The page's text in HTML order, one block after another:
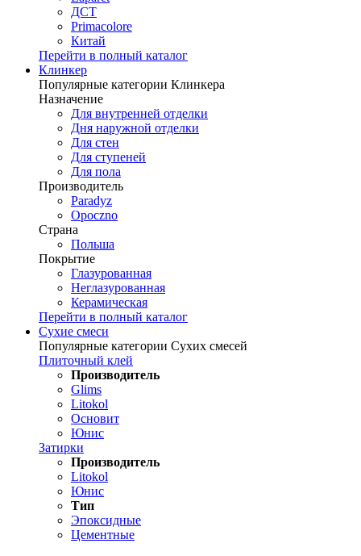
ДСТ
Primacolore
Китай
Перейти в полный каталог
Клинкер
Популярные категории Клинкера
Назначение
Для внутренней отделки
Дня наружной отделки
Для стен
Для ступеней
Для пола
Производитель
Paradyz
Opoczno
Страна
Польша
Покрытие
Глазурованная
Неглазурованная
Керамическая
Перейти в полный каталог
Сухие смеси
Популярные категории Сухих смесей
Плиточный клей
Производитель
Glims
Litokol
Основит
Юнис
Затирки
Производитель
Litokol
Юнис
Тип
Эпоксидные
Цементные